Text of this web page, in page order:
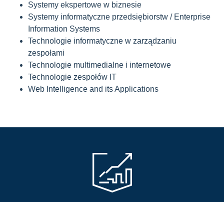
Systemy ekspertowe w biznesie
Systemy informatyczne przedsiębiorstw / Enterprise
Information Systems
Technologie informatyczne w zarządzaniu
zespołami
Technologie multimedialne i internetowe
Technologie zespołów IT
Web Intelligence and its Applications